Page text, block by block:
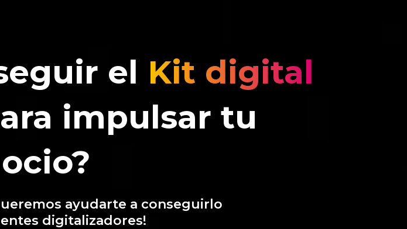
el Kit digital
impulsar tu
ayudarte a conseguirlo
digitalizadores!